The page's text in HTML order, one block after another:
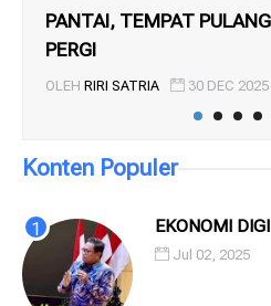
PANTAI, TEMPAT
PERGI
OLEH RIRI SATRIA 30 DEC 2025
Konten Populer
EKONOMI
Jul 02, 2025